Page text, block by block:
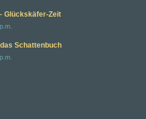
Glückskäfer-Zeit
Schattenbuch